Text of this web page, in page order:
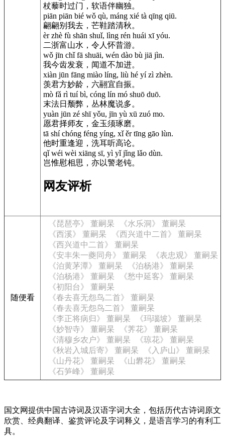
杖藜时过门，软语伴幽独。
piān piān bié wǒ qù, máng xié tà qīng qiū.
翩翩别我去，芒鞋踏清秋。
èr zhè fù shān shuǐ, lìng rén huái xī yóu.
二浙富山水，令人怀昔游。
wǒ jīn chǐ fā shuāi, wén dào bù jiā jìn.
我今齿发衰，闻道不加进。
xiàn jūn fāng miào líng, liù hé yí zì zhèn.
羡君方妙龄，六翮宜自振。
mò fǎ rì tuí bì, cóng lín mó shuō duō.
末法日颓弊，丛林魔说多。
yuàn jūn zé shī yǒu, jīn yù xū zuó mo.
愿君择师友，金玉须琢磨。
tā shí chóng féng yíng, xǐ ěr tīng gāo lùn.
他时重逢迎，洗耳听高论。
qǐ wéi wèi xiāng sī, yì yǐ jǐng lǎo dùn.
岂惟慰相思，亦以警老钝。
网友评析
随便看
《琵琶亭》 董嗣杲
《水乐洞》 董嗣杲
《西溪》 董嗣杲
《西兴道中二首》 董嗣杲
《西兴道中二首》 董嗣杲
《安丰朱一夔同舟》 董嗣杲
《表忠观》 董嗣杲
《泊黄茅潭》 董嗣杲
《泊杨港》 董嗣杲
《泊杨港》 董嗣杲
《愁中延客》 董嗣杲
《初阳台》 董嗣杲
《春去喜无怨鸟二首》 董嗣杲
《春去喜无怨鸟二首》 董嗣杲
《李正将病归》 董嗣杲
《玛瑙坡》 董嗣杲
《妙智寺》 董嗣杲
《荠花》 董嗣杲
《清穆乡农户》 董嗣杲
《琼花》 董嗣杲
《秋岩入城后寄》 董嗣杲
《入庐山》 董嗣杲
《山丹花》 董嗣杲
《山礬花》 董嗣杲
《石笋峰》 董嗣杲
国文网提供中国古诗词及汉语字词大全，包括历代古诗词原文
欣赏、经典翻译、鉴赏评论及字词释义，是语言学习的有利工
具。